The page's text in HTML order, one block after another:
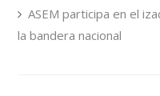
ASEM participa en el
la bandera nacional